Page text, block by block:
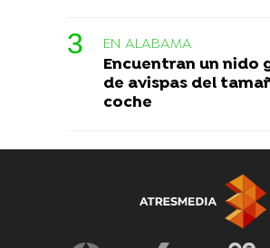
EN ALABAMA
Encuentran un nido
de avispas del
coche